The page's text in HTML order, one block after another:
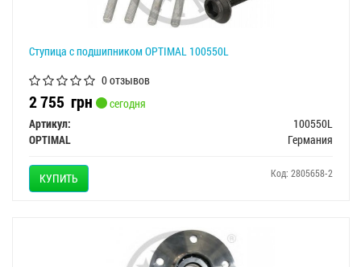
Ступица с подшипником OPTIMAL 100550L
0 отзывов
2 755 грн
сегодня
Артикул:
100550L
OPTIMAL
Германия
КУПИТЬ Код: 2805658-2